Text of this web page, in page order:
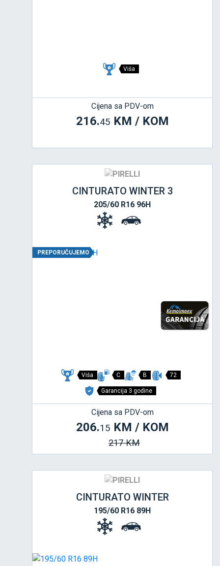
Viša
Cijena sa PDV-om
216.45 KM / KOM
CINTURATO WINTER 3
205/60 R16 96H
PREPORUČUJEMO
Viša C B 72
Garancija 3 godine
Cijena sa PDV-om
206.15 KM / KOM
217 KM
CINTURATO WINTER
195/60 R16 89H